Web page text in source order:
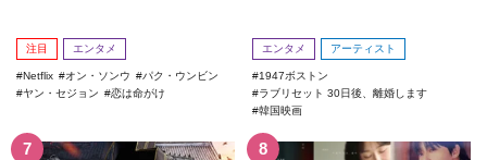
注目 エンタメ
Netflix オン・ソンウ
パク・ウンビン
ヤン・セジョン
恋は命がけ
エンタメ アーティスト
1947ボストン
ラブリセット 30日後、離婚します
韓国映画